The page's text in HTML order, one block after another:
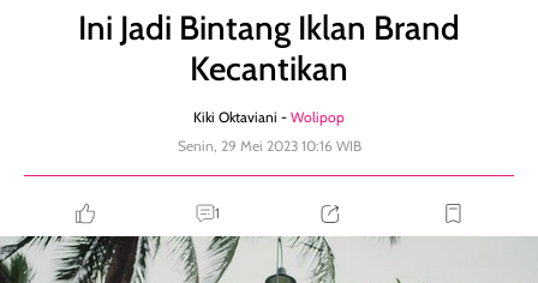
Ini Jadi Bintang Iklan Brand
Kecantikan
Kiki Oktaviani - Wolipop
Senin, 29 Mei 2023 10:16 WIB
1